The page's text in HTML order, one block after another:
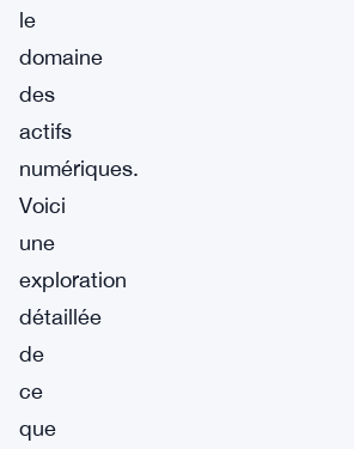
le
domaine
des
actifs
numériques.
Voici
une
exploration
détaillée
de
ce
que